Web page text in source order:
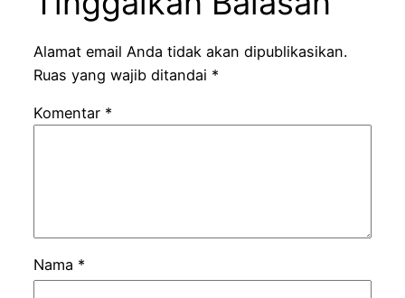
Alamat email Anda tidak akan dipublikasikan.
Ruas yang wajib ditandai *
Komentar *
Nama *